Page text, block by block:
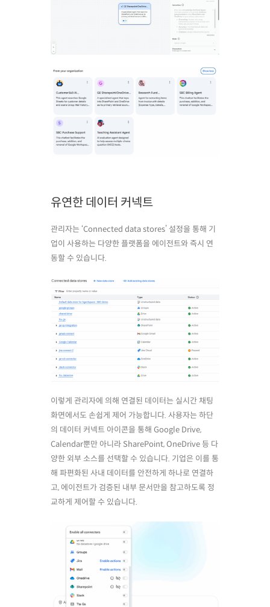
유연한 데이터 커넥트
관리자는 ‘Connected data stores’ 설정을 통해 기
업이 사용하는 다양한 플랫폼을 에이전트와 즉시 연
동할 수 있습니다.
이렇게 관리자에 의해 연결된 데이터는 실시간 채팅
화면에서도 손쉽게 제어 가능합니다. 사용자는 하단
의 데이터 커넥트 아이콘을 통해 Google Drive,
Calendar뿐만 아니라 SharePoint, OneDrive 등 다
양한 외부 소스를 선택할 수 있습니다. 기업은 이를 통
해 파편화된 사내 데이터를 안전하게 하나로 연결하
고, 에이전트가 검증된 내부 문서만을 참고하도록 정
교하게 제어할 수 있습니다.